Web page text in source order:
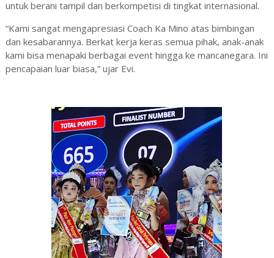
untuk berani tampil dan berkompetisi di tingkat internasional.
‎‎“Kami sangat mengapresiasi Coach Ka Mino atas bimbingan
dan kesabarannya. Berkat kerja keras semua pihak, anak-anak
kami bisa menapaki berbagai event hingga ke mancanegara. Ini
pencapaian luar biasa,” ujar Evi.